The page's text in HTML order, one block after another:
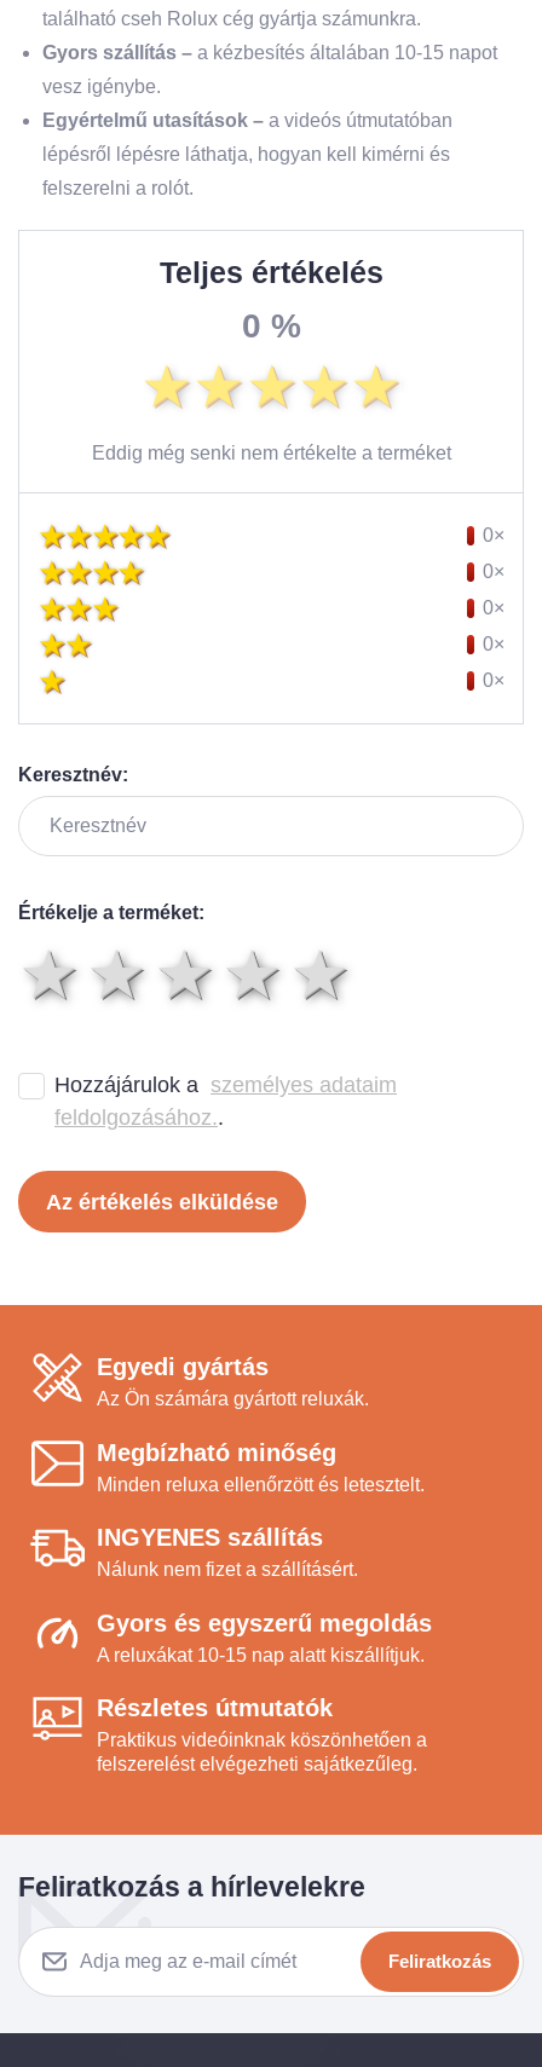
található cseh Rolux cég gyártja számunkra.
Gyors szállítás – a kézbesítés általában 10-15 napot
vesz igénybe.
Egyértelmű utasítások – a videós útmutatóban
lépésről lépésre láthatja, hogyan kell kimérni és
felszerelni a rolót.
Teljes értékelés
0 %
Eddig még senki nem értékelte a terméket
0×
0×
0×
0×
0×
Keresztnév:
Értékelje a terméket:
4
3 csillag
2 csillag
1 csillag
Hozzájárulok a személyes adataim
feldolgozásához..
Az értékelés elküldése
Egyedi gyártás
Az Ön számára gyártott reluxák.
Megbízható minőség
Minden reluxa ellenőrzött és letesztelt.
INGYENES szállítás
Nálunk nem fizet a szállításért.
Gyors és egyszerű megoldás
A reluxákat 10-15 nap alatt kiszállítjuk.
Részletes útmutatók
Praktikus videóinknak köszönhetően a
felszerelést elvégezheti sajátkezűleg.
Feliratkozás a hírlevelekre
Feliratkozás